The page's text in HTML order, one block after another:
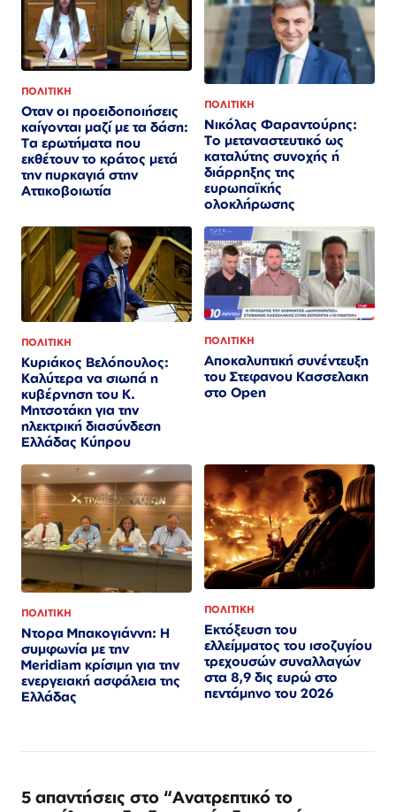
ΠΟΛΙΤΙΚΗ
Οταν οι προειδοποιήσεις
καίγονται μαζί με τα δάση:
Τα ερωτήματα που
εκθέτουν το κράτος μετά
την πυρκαγιά στην
Αττικοβοιωτία
ΠΟΛΙΤΙΚΗ
Νικόλας Φαραντούρης:
Το μεταναστευτικό ως
καταλύτης συνοχής ή
διάρρηξης της
ευρωπαϊκής
ολοκλήρωσης
ΠΟΛΙΤΙΚΗ
Κυριάκος Βελόπουλος:
Καλύτερα να σιωπά η
κυβέρνηση του Κ.
Μητσοτάκη για την
ηλεκτρική διασύνδεση
Ελλάδας Κύπρου
ΠΟΛΙΤΙΚΗ
Αποκαλυπτική συνέντευξη
του Στεφανου Κασσελακη
στο Open
ΠΟΛΙΤΙΚΗ
Ντορα Μπακογιάννη: Η
συμφωνία με την
Meridiam κρίσιμη για την
ενεργειακή ασφάλεια της
Ελλάδας
ΠΟΛΙΤΙΚΗ
Εκτόξευση του
ελλείμματος του ισοζυγίου
τρεχουσών συναλλαγών
στα 8,9 δις ευρώ στο
πεντάμηνο του 2026
5 απαντήσεις στο “Ανατρεπτικό το